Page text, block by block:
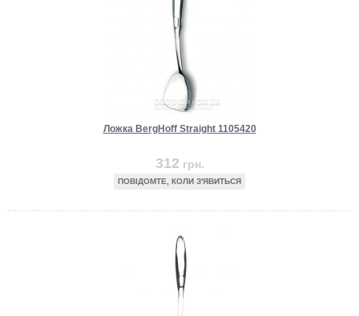
Ложка BergHoff Straight 1105420
312 грн.
ПОВІДОМТЕ, КОЛИ З'ЯВИТЬСЯ